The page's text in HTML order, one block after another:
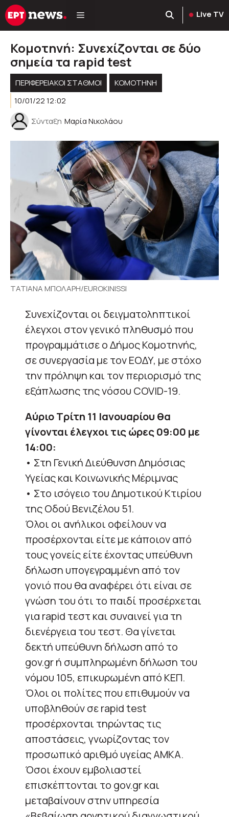
Μετάβαση
σε
Live TV
Κομοτηνή: Συνεχίζονται σε δύο
σημεία τα rapid test
ΠΕΡΙΦΕΡΕΙΑΚΟΊ ΣΤΑΘΜΟΊ
KOMOTHNH
10/01/22 12:02
Σύνταξη Μαρία Νικολάου
ΤΑΤΙΑΝΑ ΜΠΟΛΑΡΗ/EUROKINISSI
Συνεχίζονται οι δειγματοληπτικοί
έλεγχοι στον γενικό πληθυσμό που
προγραμμάτισε ο Δήμος Κομοτηνής,
σε συνεργασία με τον ΕΟΔΥ, με στόχο
την πρόληψη και τον περιορισμό της
εξάπλωσης της νόσου COVID-19.
Αύριο Τρίτη 11 Ιανουαρίου θα
γίνονται έλεγχοι τις ώρες 09:00 με
14:00:
• Στη Γενική Διεύθυνση Δημόσιας
Υγείας και Κοινωνικής Μέριμνας
• Στο ισόγειο του Δημοτικού Κτιρίου
της Οδού Βενιζέλου 51.
Όλοι οι ανήλικοι οφείλουν να
προσέρχονται είτε με κάποιον από
τους γονείς είτε έχοντας υπεύθυνη
δήλωση υπογεγραμμένη από τον
γονιό που θα αναφέρει ότι είναι σε
γνώση του ότι το παιδί προσέρχεται
για rapid τεστ και συναινεί για τη
διενέργεια του τεστ. Θα γίνεται
δεκτή υπεύθυνη δήλωση από το
gov.gr ή συμπληρωμένη δήλωση του
νόμου 105, επικυρωμένη από ΚΕΠ.
Όλοι οι πολίτες που επιθυμούν να
υποβληθούν σε rapid test
προσέρχονται τηρώντας τις
αποστάσεις, γνωρίζοντας τον
προσωπικό αριθμό υγείας ΑΜΚΑ.
Όσοι έχουν εμβολιαστεί
επισκέπτονται το gov.gr και
μεταβαίνουν στην υπηρεσία